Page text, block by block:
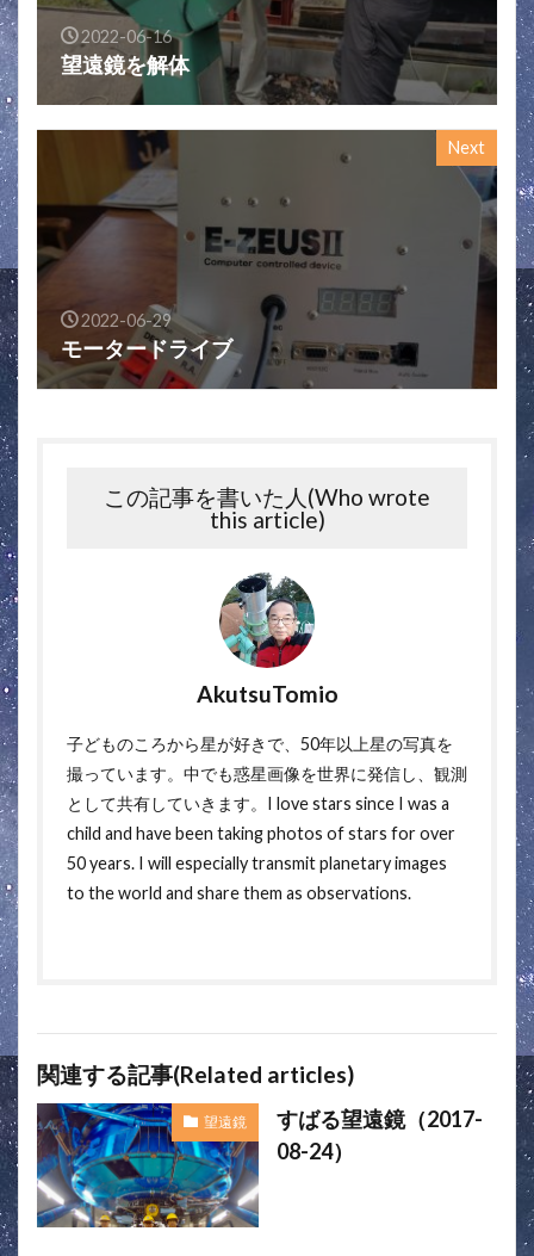
2022-06-16
望遠鏡を解体
Next
2022-06-29
モータードライブ
この記事を書いた人(Who wrote
this article)
AkutsuTomio
子どものころから星が好きで、50年以上星の写真を
撮っています。中でも惑星画像を世界に発信し、観測
として共有していきます。I love stars since I was a
child and have been taking photos of stars for over
50 years. I will especially transmit planetary images
to the world and share them as observations.
関連する記事(Related articles)
望遠鏡
すばる望遠鏡（2017-
08-24）